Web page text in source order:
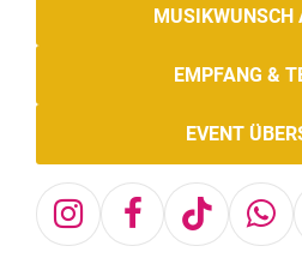
MUSIKWUNSCH
EMPFANG &
EVENT
Instagram
Facebook
Tiktok